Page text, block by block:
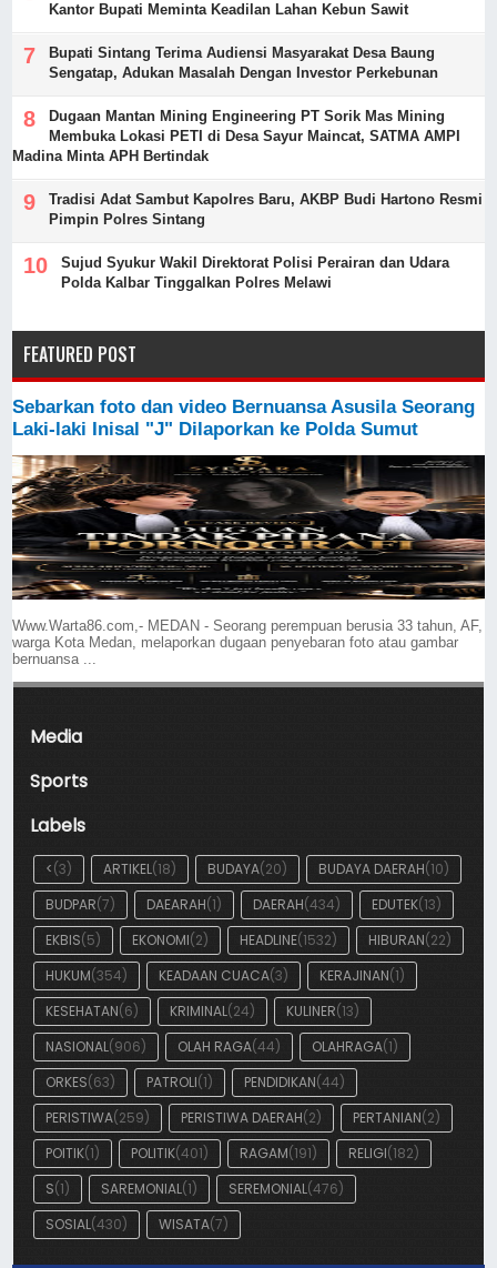
Kantor Bupati Meminta Keadilan Lahan Kebun Sawit
Bupati Sintang Terima Audiensi Masyarakat Desa Baung
Sengatap, Adukan Masalah Dengan Investor Perkebunan
Dugaan Mantan Mining Engineering PT Sorik Mas Mining
Membuka Lokasi PETI di Desa Sayur Maincat, SATMA AMPI
Madina Minta APH Bertindak
Tradisi Adat Sambut Kapolres Baru, AKBP Budi Hartono Resmi
Pimpin Polres Sintang
Sujud Syukur Wakil Direktorat Polisi Perairan dan Udara
Polda Kalbar Tinggalkan Polres Melawi
FEATURED POST
Sebarkan foto dan video Bernuansa Asusila Seorang
Laki-laki Inisal "J" Dilaporkan ke Polda Sumut
Www.Warta86.com,- MEDAN - Seorang perempuan berusia 33 tahun, AF,
warga Kota Medan, melaporkan dugaan penyebaran foto atau gambar
bernuansa ...
Media
Sports
Labels
<(3) ARTIKEL(18) BUDAYA(20) BUDAYA DAERAH(10)
BUDPAR(7) DAEARAH(1) DAERAH(434) EDUTEK(13)
EKBIS(5) EKONOMI(2) HEADLINE(1532) HIBURAN(22)
HUKUM(354) KEADAAN CUACA(3) KERAJINAN(1)
KESEHATAN(6) KRIMINAL(24) KULINER(13)
NASIONAL(906) OLAH RAGA(44) OLAHRAGA(1)
ORKES(63) PATROLI(1) PENDIDIKAN(44)
PERISTIWA(259) PERISTIWA DAERAH(2) PERTANIAN(2)
POITIK(1) POLITIK(401) RAGAM(191) RELIGI(182)
S(1) SAREMONIAL(1) SEREMONIAL(476)
SOSIAL(430) WISATA(7)